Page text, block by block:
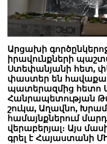
Արցախի
իրավունքների
Ստեփանյանի հետ,
փաստեր են
պատերազմից հետո
Հանրապետության
շուկա, Աղավնո,
համայնքներում
վերաբերյալ։ Այս
գրել է Հայաստանի